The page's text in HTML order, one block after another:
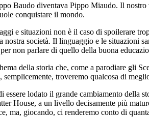
Baudo diventava Pippo Miaudo. Il
conquistare il mondo.
e situazioni non è il caso di spoilerare
nostra società. Il linguaggio e le situazioni
non parlare di quello della buona
della storia che, come a parodiare gli
troveremo qualcosa di
essere lodato il grande cambiamento della
House, a un livello decisamente più
ma, giocando, ci renderemo conto di